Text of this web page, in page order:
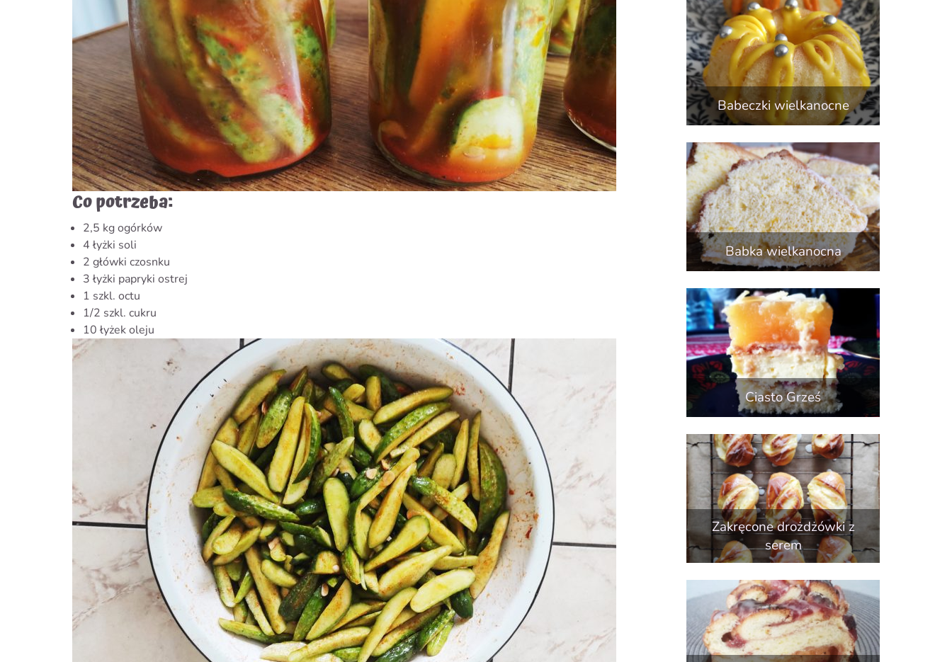
Co potrzeba:
2,5 kg ogórków
4 łyżki soli
2 główki czosnku
3 łyżki papryki ostrej
1 szkl. octu
1/2 szkl. cukru
10 łyżek oleju
Babeczki wielkanocne
Babka wielkanocna
Ciasto Grześ
Zakręcone drożdżówki z
serem